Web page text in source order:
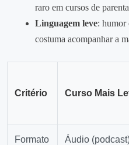
raro em cursos de
Linguagem leve: humor
costuma acompanhar a
Critério Curso Mais
Formato Áudio